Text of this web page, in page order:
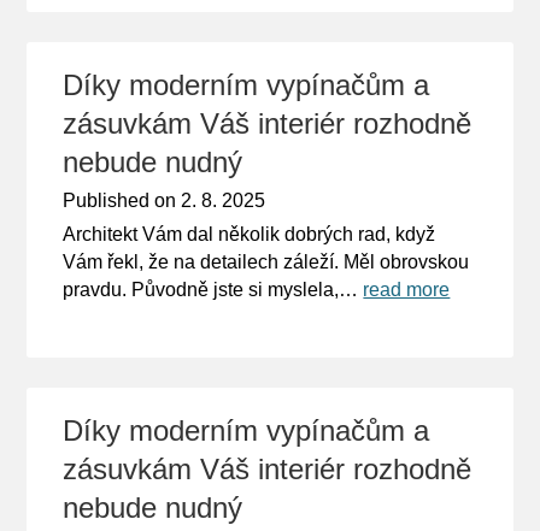
Díky moderním vypínačům a
zásuvkám Váš interiér rozhodně
nebude nudný
Published on 2. 8. 2025
Architekt Vám dal několik dobrých rad, když
Vám řekl, že na detailech záleží. Měl obrovskou
pravdu. Původně jste si myslela,… read more
Díky moderním vypínačům a
zásuvkám Váš interiér rozhodně
nebude nudný